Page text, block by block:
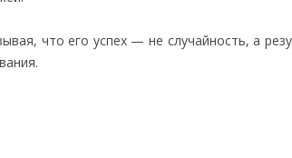
что его успех — не случайность, а